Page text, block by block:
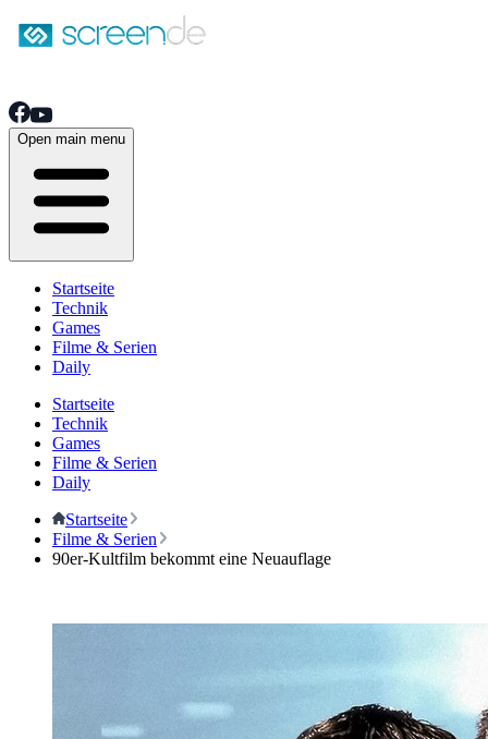
Open main menu
Startseite
Technik
Games
Filme & Serien
Daily
Startseite
Technik
Games
Filme & Serien
Daily
Startseite
Filme & Serien
90er-Kultfilm bekommt eine Neuauflage